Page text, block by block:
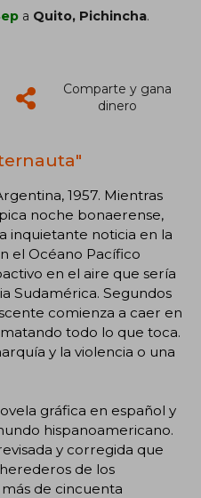
a Quito, Pichincha.
Comparte y gana
dinero
1957. Mientras
noche bonaerense,
inquietante noticia en la
el Océano Pacífico
en el aire que sería
Sudamérica. Segundos
comienza a caer en
todo lo que toca.
y la violencia o una
gráfica en español y
hispanoamericano.
y corregida que
de los
de cincuenta